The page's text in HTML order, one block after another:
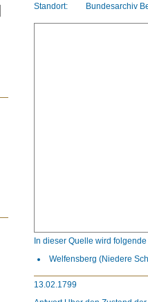
Standort:
Bundesarchiv
In dieser Quelle wird
Welfensberg (Niedere
13.02.1799